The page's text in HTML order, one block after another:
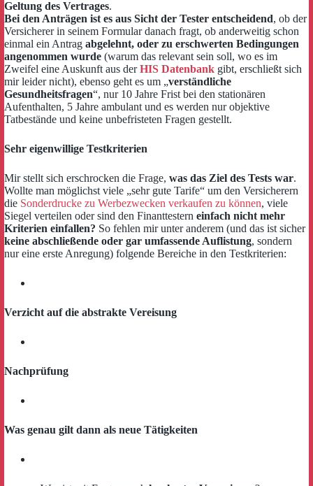
Geltung des Vertrages.
Bei den Anträgen ist es aus Sicht der Tester entscheidend, ob der
Versicherer in seinem Formular danach fragt, ob anderweitig schon
einmal ein Antrag abgelehnt, oder zu erschwerten Bedingungen
angenommen wurde (warum das relevant sein soll, wo es im
Zweifel eine Auskunft aus derHIS Datenbank gibt, erschließt sich
mir leider nicht), ebenso geht es um „verständliche
Gesundheitsfragen“, nur 10 Jahre Frist bei den stationären
Aufenthalten, 5 Jahre ambulant und es werden nur objektive
Tatbestände und keine unbefristeten Fragen gestellt.
Sehr eigenwillige Testkriterien
Mir stellt sich erschrocken die Frage, was das Ziel des Tests war.
Wollte man möglichst viele „sehr gute Tarife“ um den Versicherern
die Sonderdrucke zu Werbezwecken verkaufen zu können, viele
Siegel verteilen oder sind den Finanttestern einfach nicht mehr
Kriterien einfallen? So fehlen mir unter anderem (und das ist sicher
keine abschließende oder gar umfassende Auflistung, sondern
nur eine erste Anregung) folgende Bereiche in den Testkriterien:
Verzicht auf die abstrakte Vereisung
Nachprüfung
Was genau gilt dann als neue Tätigkeiten